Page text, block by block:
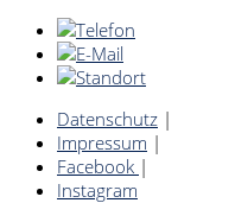
Datenschutz |
Impressum |
Facebook |
Instagram